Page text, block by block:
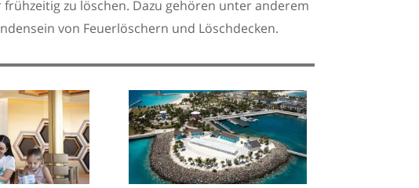
zu löschen. Dazu gehören unter anderem
von Feuerlöschern und Löschdecken.